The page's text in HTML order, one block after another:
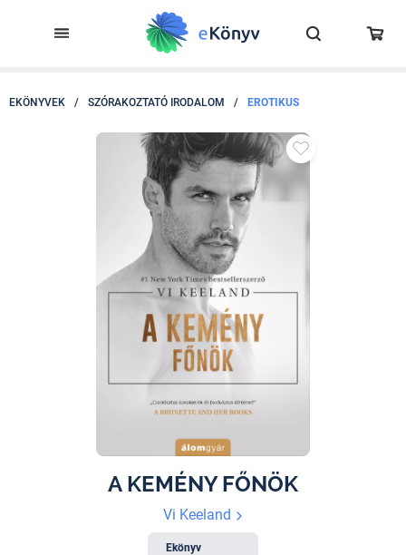
EKÖNYVEK / SZÓRAKOZTATÓ IRODALOM / EROTIKUS
A KEMÉNY FŐNÖK
Vi Keeland
Ekönyv